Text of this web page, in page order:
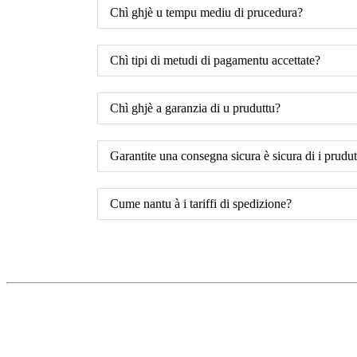
Chì ghjè u tempu mediu di prucedura?
Chì tipi di metudi di pagamentu accettate?
Chì ghjè a garanzia di u pruduttu?
Garantite una consegna sicura è sicura di i
Cume nantu à i tariffi di spedizione?